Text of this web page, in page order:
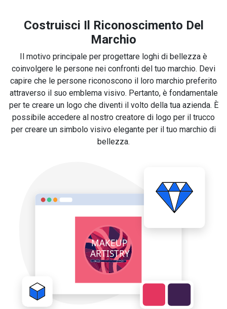
Costruisci Il Riconoscimento Del
Marchio
Il motivo principale per progettare loghi di bellezza è
coinvolgere le persone nei confronti del tuo marchio. Devi
capire che le persone riconoscono il loro marchio preferito
attraverso il suo emblema visivo. Pertanto, è fondamentale
per te creare un logo che diventi il volto della tua azienda. È
possibile accedere al nostro creatore di logo per il trucco
per creare un simbolo visivo elegante per il tuo marchio di
bellezza.